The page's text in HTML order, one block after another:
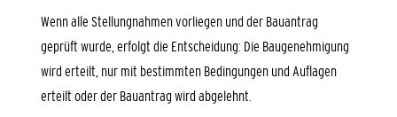
Wenn alle Stellungnahmen vorliegen und der Bauantrag
geprüft wurde, erfolgt die Entscheidung: Die Baugenehmigung
wird erteilt, nur mit bestimmten Bedingungen und Auflagen
erteilt oder der Bauantrag wird abgelehnt.